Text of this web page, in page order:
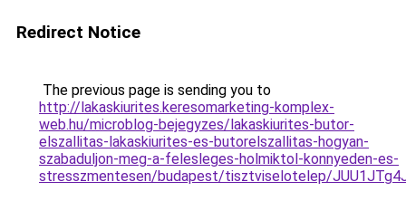
Redirect Notice
The previous page is sending you to
http://lakaskiurites.keresomarketing-komplex-
web.hu/microblog-bejegyzes/lakaskiurites-butor-
elszallitas-lakaskiurites-es-butorelszallitas-hogyan-
szabaduljon-meg-a-felesleges-holmiktol-konnyeden-es-
stresszmentesen/budapest/tisztviselotelep/